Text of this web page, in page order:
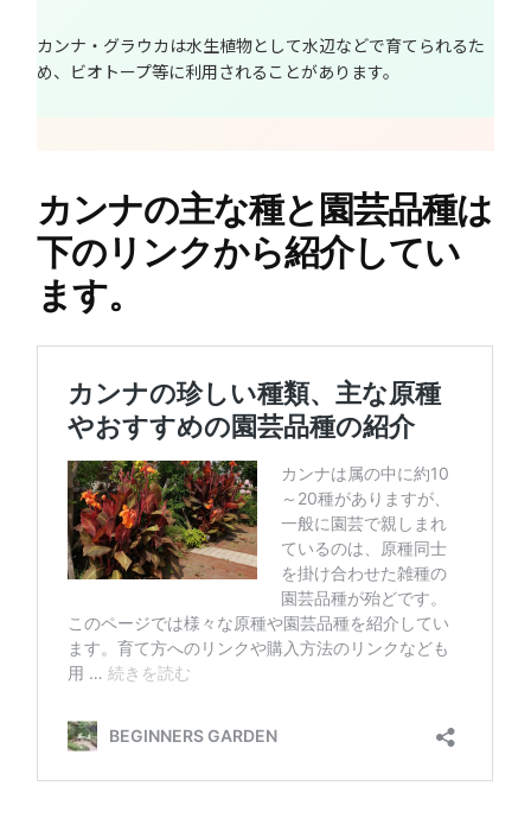
カンナ・グラウカは水生植物として水辺などで育てられるた
め、ビオトープ等に利用されることがあります。
カンナの主な種と園芸品種は
下のリンクから紹介してい
ます。